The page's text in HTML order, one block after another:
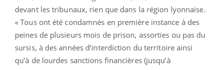
devant les tribunaux, rien que dans la région lyonnaise.
« Tous ont été condamnés en première instance à des
peines de plusieurs mois de prison, assorties ou pas du
sursis, à des années d’interdiction du territoire ainsi
qu’à de lourdes sanctions financières (jusqu’à